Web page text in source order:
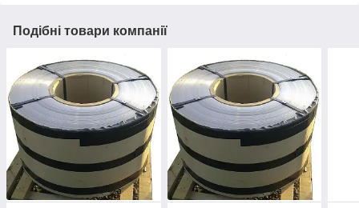
Подібні товари компанії